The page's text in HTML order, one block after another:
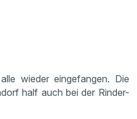
wieder eingefangen. Die
half auch bei der Rinder-